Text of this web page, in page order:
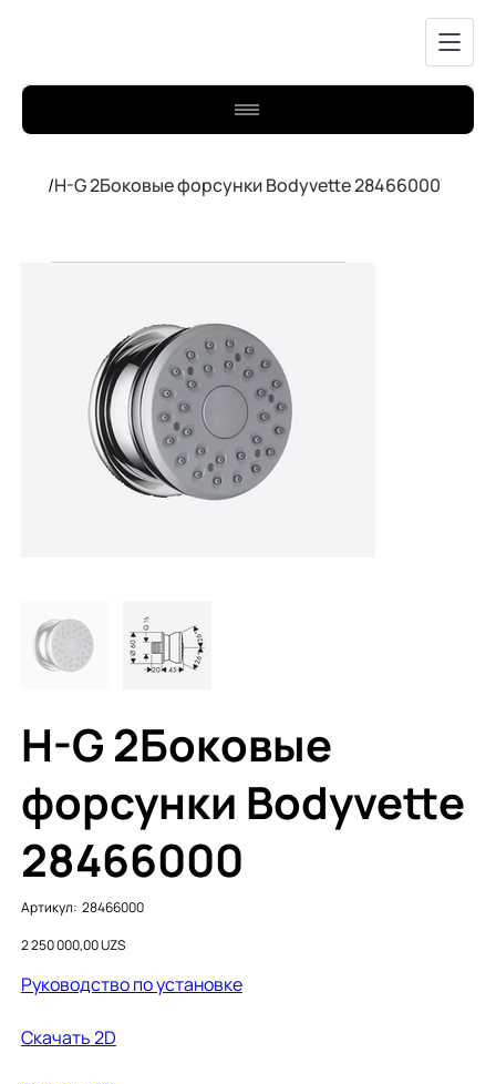
/H-G 2Боковые форсунки Bodyvette 28466000
H-G 2Боковые
форсунки Bodyvette
28466000
Артикул: Артикул:
28466000
28466000
Цена
2 250 000,00 UZS
Руководство по установке
Cкачать 2D